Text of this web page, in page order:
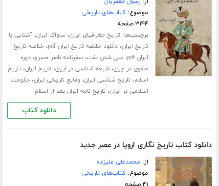
موضوع:کتاب‌های تاریخی
۳۱۴۴ صفحه
برچسب‌ها: تاریخ جغرافیای ایران، ساواک ایران،آشنایی با
تاریخ ایران،دانلود خلاصه تاریخ ایران pdf ، خلاصه تاریخ
ایران pdf
، ملی شدن نفت، سفرنامه ناصر خسرو،دوره
صفوی در ایران،شیعه شناسی در ایران، تاریخ ایران، تاریخ
اسلام، تاریخ شناسی ایران، وقایع تاریخی ایران،حکومت
اسلامی در ایران، تاریخ نامه ایران بعد از اسلام
دانلود کتاب
دانلود کتاب تاریخ نگاری اروپا در عصر جدید
از: محمدعلی علیزاده
موضوع:کتاب‌های تاریخی